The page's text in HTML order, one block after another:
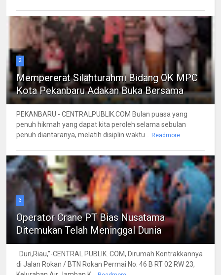
2
Mempererat Silahturahmi Bidang OK MPC
Kota Pekanbaru Adakan Buka Bersama
PEKANBARU - CENTRALPUBLIK.COM Bulan puasa yang
penuh hikmah yang dapat kita peroleh selama sebulan
penuh diantaranya, melatih disiplin waktu...
Readmore
3
Operator Crane PT Bias Nusatama
Ditemukan Telah Meninggal Dunia
Duri,Riau,"-CENTRAL PUBLIK. COM, Dirumah Kontrakkannya
di Jalan Rokan / BTN Rokan Permai No. 46 B RT 02 RW 23,